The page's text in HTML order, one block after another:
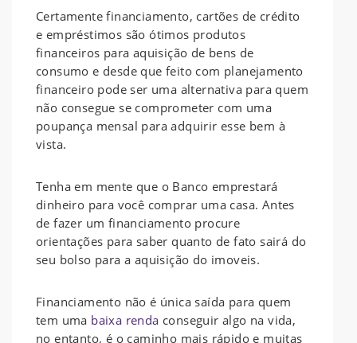
Certamente financiamento, cartões de crédito
e empréstimos são ótimos produtos
financeiros para aquisição de bens de
consumo e desde que feito com planejamento
financeiro pode ser uma alternativa para quem
não consegue se comprometer com uma
poupança mensal para adquirir esse bem à
vista.
Tenha em mente que o Banco emprestará
dinheiro para você comprar uma casa. Antes
de fazer um financiamento procure
orientações para saber quanto de fato sairá do
seu bolso para a aquisição do imoveis.
Financiamento não é única saída para quem
tem uma baixa renda conseguir algo na vida,
no entanto, é o caminho mais rápido e muitas